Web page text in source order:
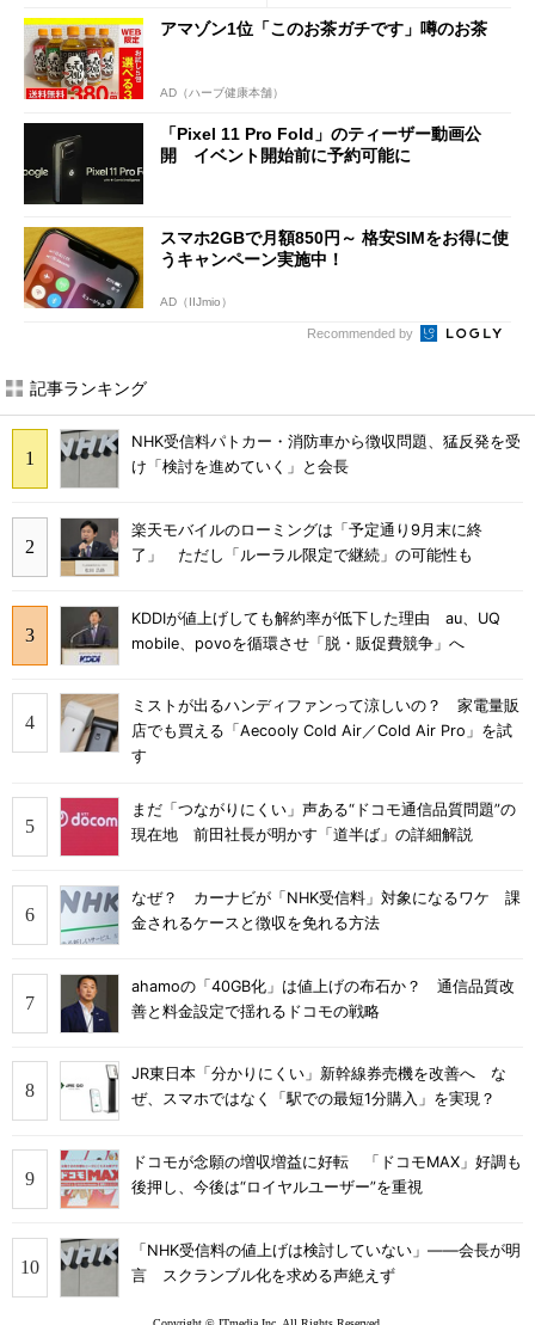
アマゾン1位「このお茶ガチです」噂のお茶
AD（ハーブ健康本舗）
「Pixel 11 Pro Fold」のティーザー動画公
開 イベント開始前に予約可能に
スマホ2GBで月額850円～ 格安SIMをお得に使
うキャンペーン実施中！
AD（IIJmio）
Recommended by
記事ランキング
NHK受信料パトカー・消防車から徴収問題、猛反発を受
け「検討を進めていく」と会長
楽天モバイルのローミングは「予定通り9月末に終
了」 ただし「ルーラル限定で継続」の可能性も
KDDIが値上げしても解約率が低下した理由 au、UQ
mobile、povoを循環させ「脱・販促費競争」へ
ミストが出るハンディファンって涼しいの？ 家電量販
店でも買える「Aecooly Cold Air／Cold Air Pro」を試
す
まだ「つながりにくい」声ある“ドコモ通信品質問題”の
現在地 前田社長が明かす「道半ば」の詳細解説
なぜ？ カーナビが「NHK受信料」対象になるワケ 課
金されるケースと徴収を免れる方法
ahamoの「40GB化」は値上げの布石か？ 通信品質改
善と料金設定で揺れるドコモの戦略
JR東日本「分かりにくい」新幹線券売機を改善へ な
ぜ、スマホではなく「駅での最短1分購入」を実現？
ドコモが念願の増収増益に好転 「ドコモMAX」好調も
後押し、今後は“ロイヤルユーザー”を重視
「NHK受信料の値上げは検討していない」――会長が明
言 スクランブル化を求める声絶えず